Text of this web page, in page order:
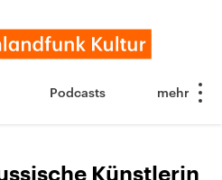
Podcasts
Künstlerin